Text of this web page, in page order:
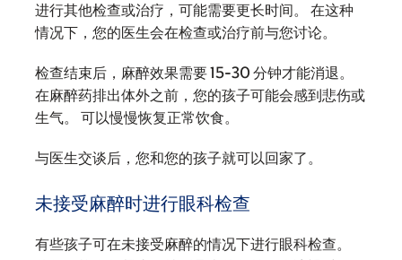
进行其他检查或治疗，可能需要更长时间。 在这种
情况下，您的医生会在检查或治疗前与您讨论。
检查结束后，麻醉效果需要 15-30 分钟才能消退。
在麻醉药排出体外之前，您的孩子可能会感到悲伤或
生气。 可以慢慢恢复正常饮食。
与医生交谈后，您和您的孩子就可以回家了。
未接受麻醉时进行眼科检查
有些孩子可在未接受麻醉的情况下进行眼科检查。